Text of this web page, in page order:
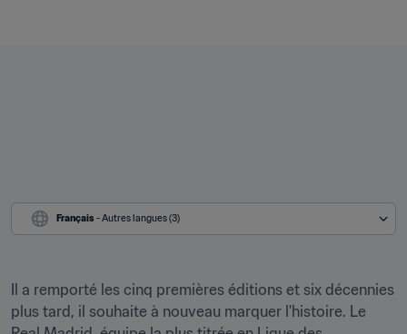
Français - Autres langues (3)
Il a remporté les cinq premières éditions et six décennies
plus tard, il souhaite à nouveau marquer l'histoire. Le